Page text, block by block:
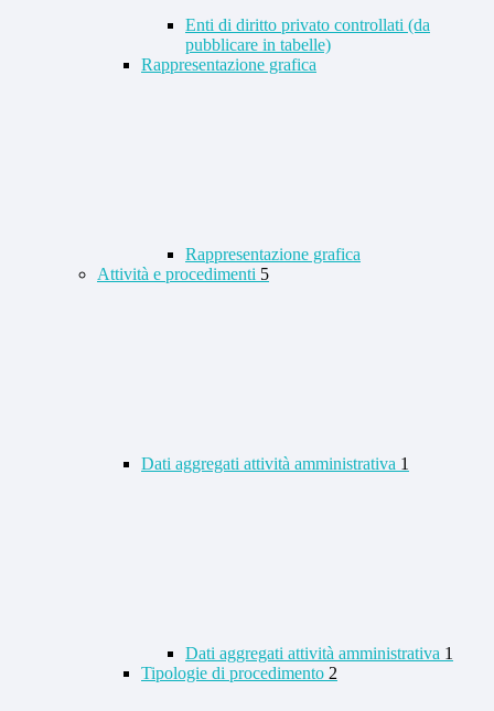
Enti di diritto privato controllati (da
pubblicare in tabelle)
Rappresentazione grafica
Rappresentazione grafica
Attività e procedimenti 5
Dati aggregati attività amministrativa 1
Dati aggregati attività amministrativa 1
Tipologie di procedimento 2